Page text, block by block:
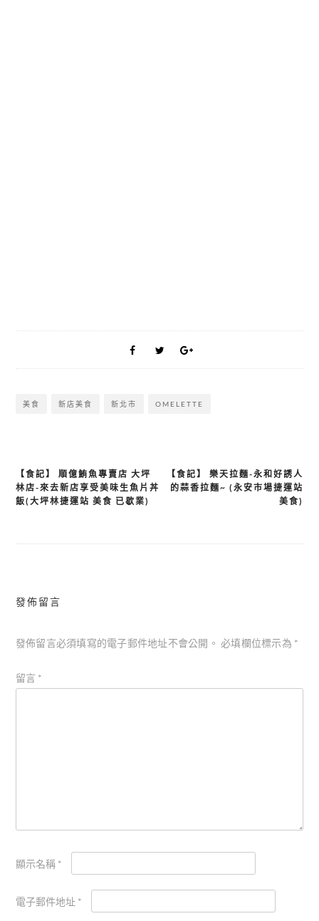
美食 新店美食 新北市 OMELETTE
文
章
【食記】 順億鮪魚專賣店 大坪
林店-來去新店享受美味生魚片丼
飯(大坪林捷運站 美食 已歇業)
【食記】 樂天拉麵-永和好誘人
的蒜香拉麵~ (永安市場捷運站
美食)
發佈留言
發佈留言必須填寫的電子郵件地址不會公開。 必填欄位標示為 *
留言 *
顯示名稱 *
電子郵件地址 *